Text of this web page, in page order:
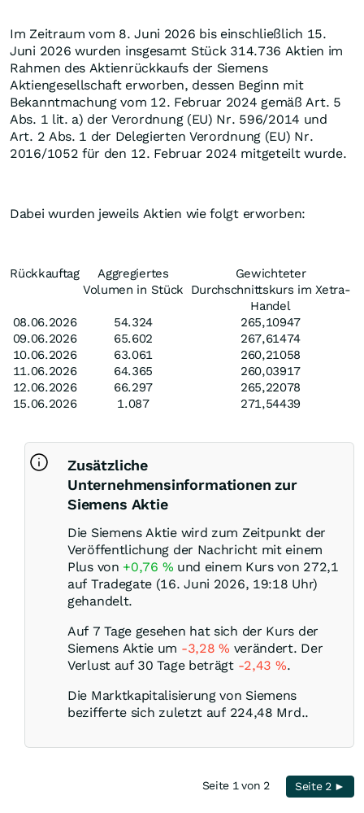
Im Zeitraum vom 8. Juni 2026 bis einschließlich 15.
Juni 2026 wurden insgesamt Stück 314.736 Aktien im
Rahmen des Aktienrückkaufs der Siemens
Aktiengesellschaft erworben, dessen Beginn mit
Bekanntmachung vom 12. Februar 2024 gemäß Art. 5
Abs. 1 lit. a) der Verordnung (EU) Nr. 596/2014 und
Art. 2 Abs. 1 der Delegierten Verordnung (EU) Nr.
2016/1052 für den 12. Februar 2024 mitgeteilt wurde.
Dabei wurden jeweils Aktien wie folgt erworben:
Rückkauftag
Aggregiertes
Volumen in Stück
Gewichteter
Durchschnittskurs im Xetra-
Handel
08.06.2026
54.324
265,10947
09.06.2026
65.602
267,61474
10.06.2026
63.061
260,21058
11.06.2026
64.365
260,03917
12.06.2026
66.297
265,22078
15.06.2026
1.087 271,54439
Zusätzliche
Unternehmensinformationen zur
Siemens Aktie
Die Siemens Aktie wird zum Zeitpunkt der
Veröffentlichung der Nachricht mit einem
Plus von +0,76 % und einem Kurs von 272,1
auf Tradegate (16. Juni 2026, 19:18 Uhr)
gehandelt.
Auf 7 Tage gesehen hat sich der Kurs der
Siemens Aktie um -3,28% verändert. Der
Verlust auf 30 Tage beträgt -2,43 %.
Die Marktkapitalisierung von Siemens
bezifferte sich zuletzt auf 224,48 Mrd..
Seite 1 von 2 Seite 2 ►